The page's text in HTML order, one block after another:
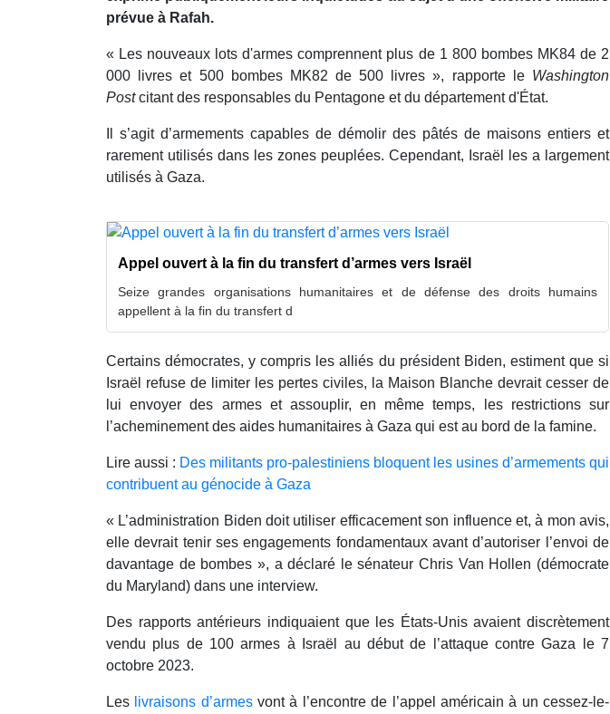
prévue à Rafah.
« Les nouveaux lots d'armes comprennent plus de 1 800 bombes MK84 de 2
000 livres et 500 bombes MK82 de 500 livres », rapporte le Washington
Postcitant des responsables du Pentagone et du département d'État.
Il s’agit d’armements capables de démolir des pâtés de maisons entiers et
rarement utilisés dans les zones peuplées. Cependant, Israël les a largement
utilisés à Gaza.
Appel ouvert à la fin du transfert d’armes vers Israël
Seize grandes organisations humanitaires et de défense des droits humains
appellent à la fin du transfert d
Certains démocrates, y compris les alliés du président Biden, estiment que si
Israël refuse de limiter les pertes civiles, la Maison Blanche devrait cesser de
lui envoyer des armes et assouplir, en même temps, les restrictions sur
l’acheminement des aides humanitaires à Gaza qui est au bord de la famine.
Lire aussi : Des militants pro-palestiniens bloquent les usines d’armements qui
contribuent au génocide à Gaza
« L’administration Biden doit utiliser efficacement son influence et, à mon avis,
elle devrait tenir ses engagements fondamentaux avant d’autoriser l’envoi de
davantage de bombes », a déclaré le sénateur Chris Van Hollen (démocrate
du Maryland) dans une interview.
Des rapports antérieurs indiquaient que les États-Unis avaient discrètement
vendu plus de 100 armes à Israël au début de l’attaque contre Gaza le 7
octobre 2023.
Les livraisons d’armesvont à l’encontre de l’appel américain à un cessez-le-